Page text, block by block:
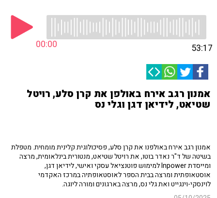
00:00 53:17
אמנון רגב אירח באולפן את קרן סלע, רויטל
שטיאט, לידיאן דגן וגלי נס
אמנון רגב אירח באולפנו את קרן סלע, פסיכולוגית קלינית מומחית. מטפלת
בשיטה של ד"ר נאדר בוטו, את רויטל שטיאט, מנטורית בינלאומית, מרצה
ומייסדת Inpower למימוש פוטנציאל עסקי ואישי, לידיאן דגן,
אוסטאופתית ומרצה בבית הספר לאוסטאופתיה במרכז האקדמי
לוינסקי-וינגייט ואת גלי נס, מרצה בארגונים ומורה ליוגה.